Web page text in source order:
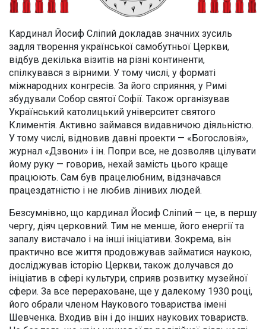
Кардинал Йосиф Сліпий докладав значних зусиль
задля творення української самобутньої Церкви,
відбув декілька візитів на різні континенти,
спілкувався з вірними. У тому числі, у форматі
міжнародних конгресів. За його сприяння, у Римі
збудували Собор святої Софії. Також організував
Український католицький університет святого
Климентія. Активно займався видавничою діяльністю.
У тому числі, відновив давні проекти — «Богословія»,
журнал «Дзвони» і ін. Попри все, не дозволяв цілувати
йому руку — говорив, нехай замість цього краще
працюють. Сам був працелюбним, відзначався
працездатністю і не любив лінивих людей.
Безсумнівно, що кардинал Йосиф Сліпий — це, в першу
чергу, діяч церковний. Тим не менше, його енергії та
запалу вистачало і на інші ініціативи. Зокрема, він
практично все життя продовжував займатися наукою,
досліджував історію Церкви, також долучався до
ініціатив в сфері культури, сприяв розвитку музейної
сфери. За все перераховане, ще у далекому 1930 році,
його обрали членом Наукового товариства імені
Шевченка. Входив він і до інших наукових товариств.